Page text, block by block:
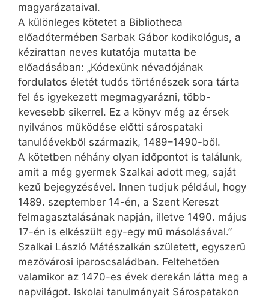
magyarázataival.
A különleges kötetet a Bibliotheca
előadótermében Sarbak Gábor kodikológus, a
kézirattan neves kutatója mutatta be
előadásában: „Kódexünk névadójának
fordulatos életét tudós történészek sora tárta
fel és igyekezett megmagyarázni, több-
kevesebb sikerrel. Ez a könyv még az érsek
nyilvános működése előtti sárospataki
tanulóévekből származik, 1489–1490-ből.
A kötetben néhány olyan időpontot is találunk,
amit a még gyermek Szalkai adott meg, saját
kezű bejegyzésével. Innen tudjuk például, hogy
1489. szeptember 14-én, a Szent Kereszt
felmagasztalásának napján, illetve 1490. május
17-én is elkészült egy-egy mű másolásával.”
Szalkai László Mátészalkán született, egyszerű
mezővárosi iparoscsaládban. Feltehetően
valamikor az 1470-es évek derekán látta meg a
napvilágot. Iskolai tanulmányait Sárospatakon